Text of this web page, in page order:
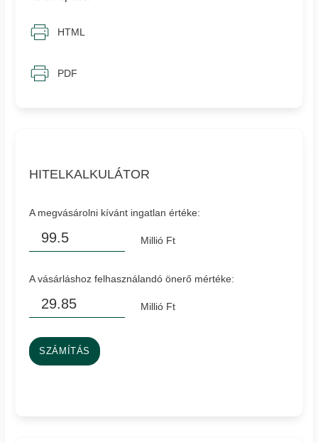
HITELKALKULÁTOR
A megvásárolni kívánt ingatlan értéke:
Millió Ft
A vásárláshoz felhasználandó önerő mértéke:
Millió Ft
SZÁMÍTÁS
HTML
PDF